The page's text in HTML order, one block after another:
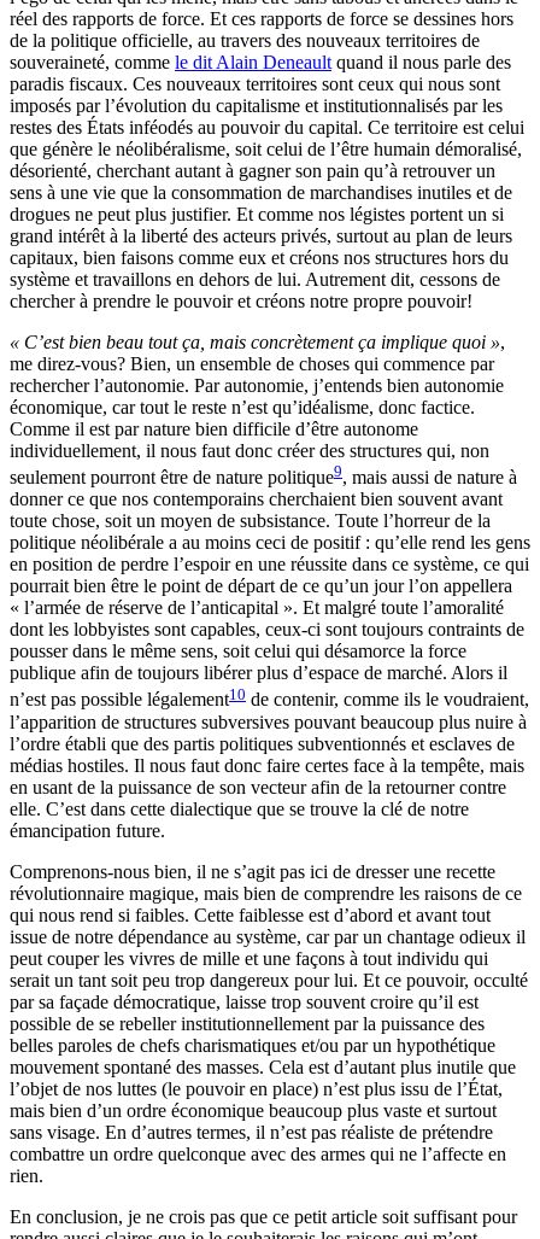
réel des rapports de force. Et ces rapports de force se dessines hors
de la politique officielle, au travers des nouveaux territoires de
souveraineté, comme le dit Alain Deneault quand il nous parle des
paradis fiscaux. Ces nouveaux territoires sont ceux qui nous sont
imposés par l’évolution du capitalisme et institutionnalisés par les
restes des États inféodés au pouvoir du capital. Ce territoire est celui
que génère le néolibéralisme, soit celui de l’être humain démoralisé,
désorienté, cherchant autant à gagner son pain qu’à retrouver un
sens à une vie que la consommation de marchandises inutiles et de
drogues ne peut plus justifier. Et comme nos légistes portent un si
grand intérêt à la liberté des acteurs privés, surtout au plan de leurs
capitaux, bien faisons comme eux et créons nos structures hors du
système et travaillons en dehors de lui. Autrement dit, cessons de
chercher à prendre le pouvoir et créons notre propre pouvoir!
« C’est bien beau tout ça, mais concrètement ça implique quoi »,
me direz-vous? Bien, un ensemble de choses qui commence par
rechercher l’autonomie. Par autonomie, j’entends bien autonomie
économique, car tout le reste n’est qu’idéalisme, donc factice.
Comme il est par nature bien difficile d’être autonome
individuellement, il nous faut donc créer des structures qui, non
seulement pourront être de nature politique9, mais aussi de nature à
donner ce que nos contemporains cherchaient bien souvent avant
toute chose, soit un moyen de subsistance. Toute l’horreur de la
politique néolibérale a au moins ceci de positif : qu’elle rend les gens
en position de perdre l’espoir en une réussite dans ce système, ce qui
pourrait bien être le point de départ de ce qu’un jour l’on appellera
« l’armée de réserve de l’anticapital ». Et malgré toute l’amoralité
dont les lobbyistes sont capables, ceux-ci sont toujours contraints de
pousser dans le même sens, soit celui qui désamorce la force
publique afin de toujours libérer plus d’espace de marché. Alors il
n’est pas possible légalement10 de contenir, comme ils le voudraient,
l’apparition de structures subversives pouvant beaucoup plus nuire à
l’ordre établi que des partis politiques subventionnés et esclaves de
médias hostiles. Il nous faut donc faire certes face à la tempête, mais
en usant de la puissance de son vecteur afin de la retourner contre
elle. C’est dans cette dialectique que se trouve la clé de notre
émancipation future.
Comprenons-nous bien, il ne s’agit pas ici de dresser une recette
révolutionnaire magique, mais bien de comprendre les raisons de ce
qui nous rend si faibles. Cette faiblesse est d’abord et avant tout
issue de notre dépendance au système, car par un chantage odieux il
peut couper les vivres de mille et une façons à tout individu qui
serait un tant soit peu trop dangereux pour lui. Et ce pouvoir, occulté
par sa façade démocratique, laisse trop souvent croire qu’il est
possible de se rebeller institutionnellement par la puissance des
belles paroles de chefs charismatiques et/ou par un hypothétique
mouvement spontané des masses. Cela est d’autant plus inutile que
l’objet de nos luttes (le pouvoir en place) n’est plus issu de l’État,
mais bien d’un ordre économique beaucoup plus vaste et surtout
sans visage. En d’autres termes, il n’est pas réaliste de prétendre
combattre un ordre quelconque avec des armes qui ne l’affecte en
rien.
En conclusion, je ne crois pas que ce petit article soit suffisant pour